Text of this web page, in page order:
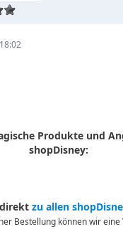
Produkte und
shopDisney:
zu allen
Bestellung können wir